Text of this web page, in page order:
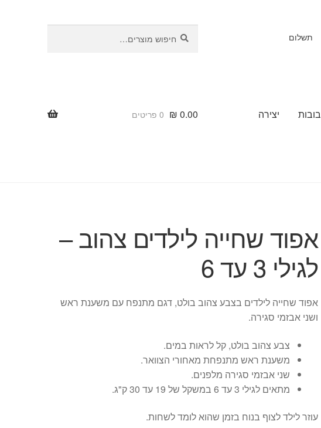
תשלום
עבור:
בובות יצירה 0.00
₪ 0 פריטים
אפוד שחייה לילדים צהוב –
לגילי 3 עד 6
אפוד שחייה לילדים בצבע צהוב בולט, דגם מתנפח עם משענת ראש
ושני אבזמי סגירה.
צבע צהוב בולט, קל לראות במים.
משענת ראש מתנפחת מאחורי הצוואר.
שני אבזמי סגירה מלפנים.
מתאים לגילי 3 עד 6 במשקל של 19 עד 30 ק"ג.
עוזר לילד לצוף בנוח בזמן שהוא לומד לשחות.